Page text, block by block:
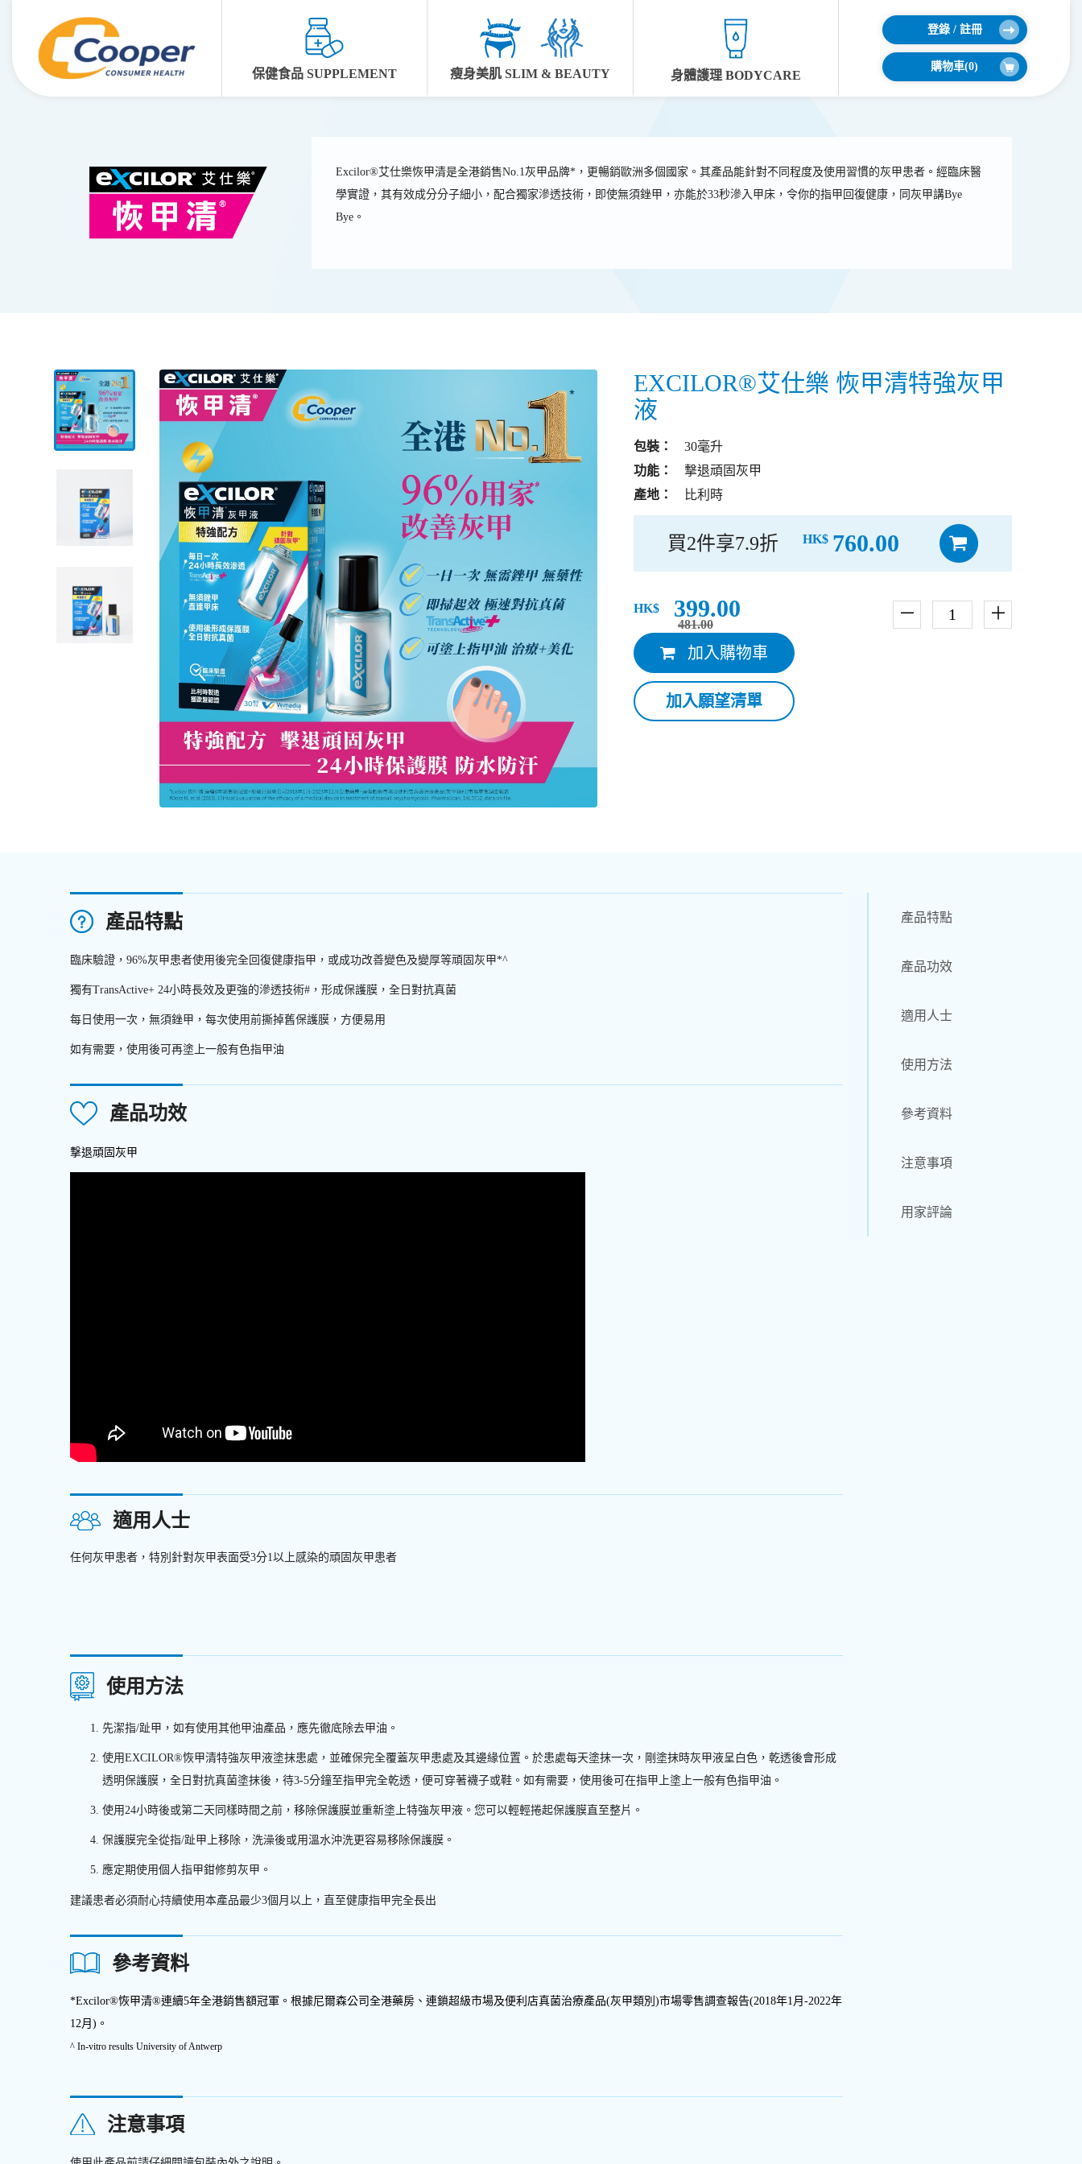
保健食品 SUPPLEMENT 瘦身美肌 SLIM & BEAUTY 身體護理 BODYCARE
登錄 / 註冊
購物車(0)
Excilor®艾仕樂恢甲清是全港銷售No.1灰甲品牌*，更暢銷歐洲多個國家。其產品能針對不同程度及使用習慣的灰甲患者。經臨床醫
學實證，其有效成分分子細小，配合獨家滲透技術，即使無須銼甲，亦能於33秒滲入甲床，令你的指甲回復健康，同灰甲講Bye
Bye。
EXCILOR®艾仕樂 恢甲清特強灰甲
液
包裝：
30毫升
功能：
撃退頑固灰甲
產地：
比利時
買2件享7.9折 HK$ 760.00
HK$ 399.00
481.00
－ ＋
加入購物車
加入願望清單
產品特點
臨床驗證，96%灰甲患者使用後完全回復健康指甲，或成功改善變色及變厚等頑固灰甲*^
獨有TransActive+ 24小時長效及更強的滲透技術#，形成保護膜，全日對抗真菌
每日使用一次，無須銼甲，每次使用前撕掉舊保護膜，方便易用
如有需要，使用後可再塗上一般有色指甲油
產品功效
撃退頑固 灰甲
適用人士
​任何灰甲患者，特別針對灰甲表面受3分1以上感染的頑固灰甲患者
使用方法
先潔指/趾甲，如有使用其他甲油產品，應先徹底除去甲油。
使用EXCILOR®恢甲清特強灰甲液塗抹患處，並確保完全覆蓋灰甲患處及其邊緣位置。於患處每天塗抹一次，剛塗抹時灰甲液呈白色，乾透後會形成
透明保護膜，全日對抗真菌塗抹後，待3-5分鐘至指甲完全乾透，便可穿著襪子或鞋。如有需要，使用後可在指甲上塗上一般有色指甲油。
使用24小時後或第二天同樣時間之前，移除保護膜並重新塗上特強灰甲液。您可以輕輕捲起保護膜直至整片。
保護膜完全從指/趾甲上移除，洗澡後或用溫水沖洗更容易移除保護膜。
應定期使用個人指甲鉗修剪灰甲。
建議患者必須耐心持續使用本產品最少3個月以上，直至健康指甲完全長出
參考資料
*Excilor®恢甲清®連續5年全港銷售額冠軍。根據尼爾森公司全港藥房、連鎖超級市場及便利店真菌治療產品(灰甲類別)市場零售調查報告(2018年1月-2022年
12月)。
^ In-vitro results University of Antwerp
注意事項
產品特點
產品功效
適用人士
使用方法
參考資料
注意事項
用家評論